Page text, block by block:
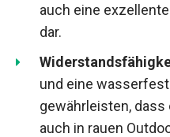
auch eine exzellente
dar.
und eine
gewährleisten, dass
auch in rauen